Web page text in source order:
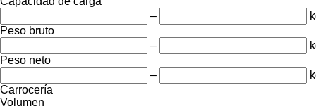
–
Peso bruto
–
Peso neto
–
Carrocería
Volumen